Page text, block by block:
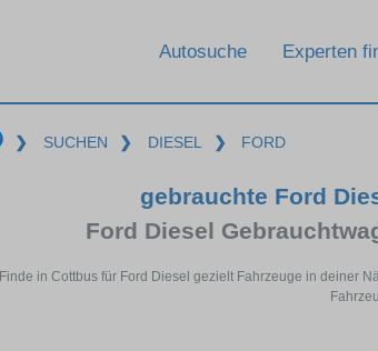
Autosuche Experten
❯ SUCHEN ❯ DIESEL ❯ FORD
gebrauchte Ford
Ford Diesel
Finde in Cottbus für Ford Diesel gezielt Fahrzeuge in deiner